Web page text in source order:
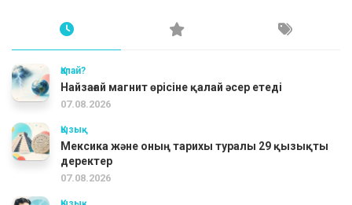
Қалай?
Найзағай магнит өрісіне қалай әсер етеді
07.08.2026
Қызық
Мексика және оның тарихы туралы 29 қызықты
деректер
07.08.2026